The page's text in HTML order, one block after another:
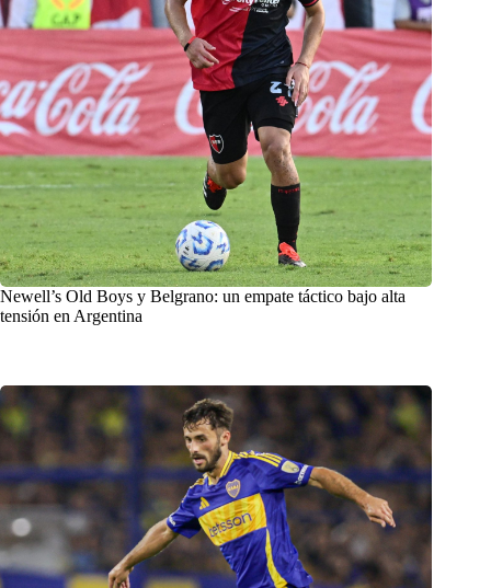
Newell’s Old Boys y Belgrano: un empate táctico bajo alta
tensión en Argentina